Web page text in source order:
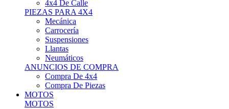
Mecánica
Carrocería
Suspensiones
Llantas
Neumáticos
ANUNCIOS DE COMPRA
Compra De 4x4
Compra De Piezas
MOTOS
MOTOS
Motos De Circuito